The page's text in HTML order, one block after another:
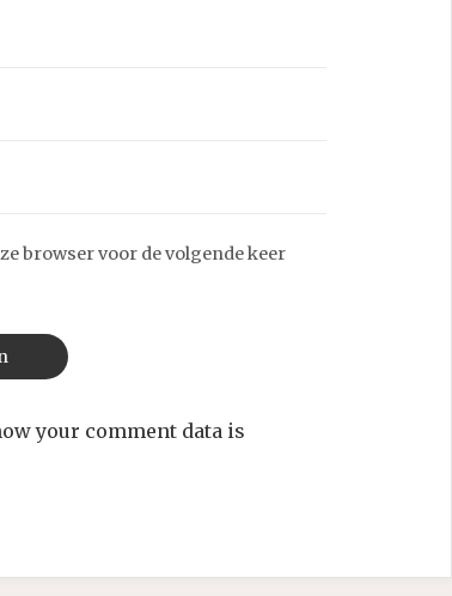
browser voor de volgende keer
your comment data is